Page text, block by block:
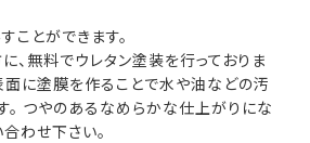
ことができます。
、無料でウレタン塗装を行っておりま
面に塗膜を作ることで水や油などの汚
。 つやのあるなめらかな仕上がりにな
わせ下さい。